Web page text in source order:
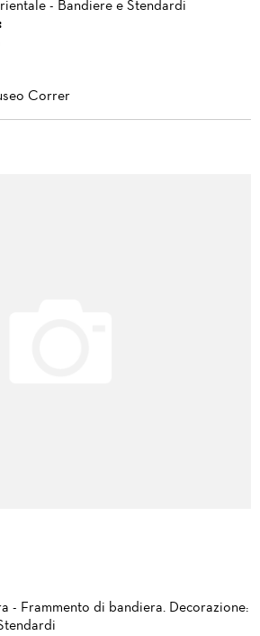
- Bandiere e Stendardi
Correr
- Frammento di bandiera. Decorazione: